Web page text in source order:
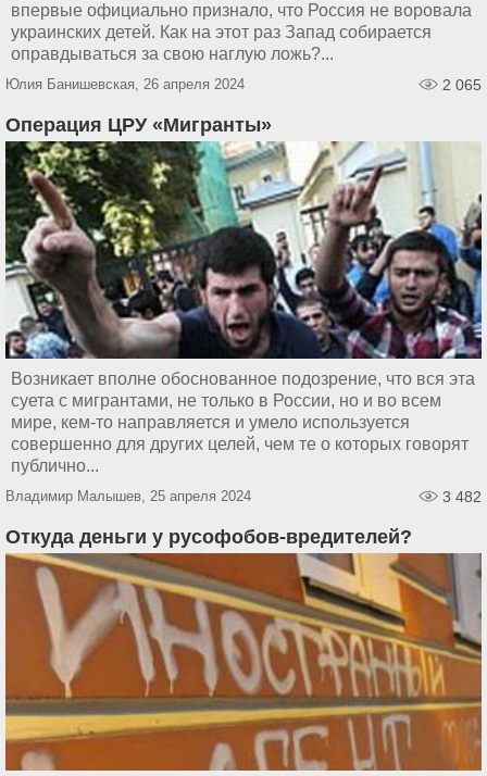
впервые официально признало, что Россия не воровала
украинских детей. Как на этот раз Запад собирается
оправдываться за свою наглую ложь?...
Юлия Банишевская, 26 апреля 2024 2 065
Операция ЦРУ «Мигранты»
Возникает вполне обоснованное подозрение, что вся эта
суета с мигрантами, не только в России, но и во всем
мире, кем-то направляется и умело используется
совершенно для других целей, чем те о которых говорят
публично...
Владимир Малышев, 25 апреля 2024 3 482
Откуда деньги у русофобов-вредителей?